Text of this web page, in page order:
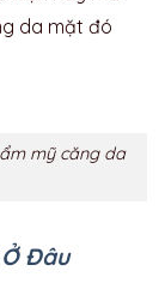
da mặt đó
mỹ căng da
Đâu